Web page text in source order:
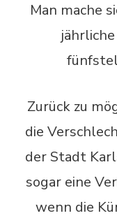
Man mache
Zurück zu
die
der Stadt
sogar eine
wenn die